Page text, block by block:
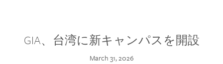
GIA、台湾に新キャンパスを開設
March 31, 2026